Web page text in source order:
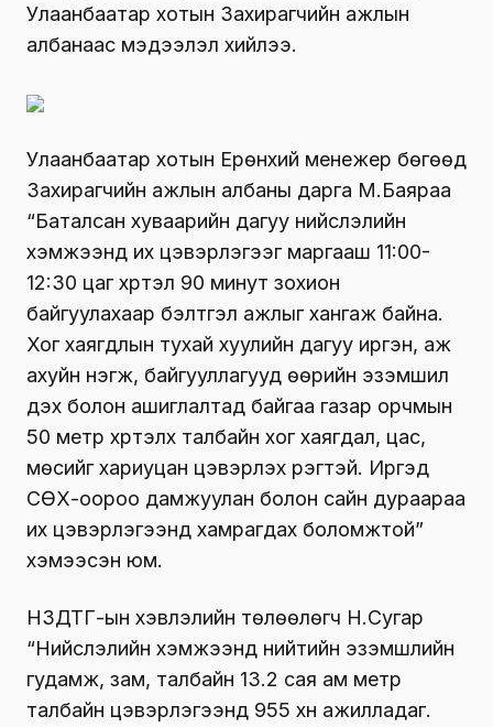
Улаанбаатар хотын Захирагчийн ажлын
албанаас мэдээлэл хийлээ.
Улаанбаатар хотын Ерөнхий менежер бөгөөд
Захирагчийн ажлын албаны дарга М.Баяраа
“Баталсан хуваарийн дагуу нийслэлийн
хэмжээнд их цэвэрлэгээг маргааш 11:00-
12:30 цаг хүртэл 90 минут зохион
байгуулахаар бэлтгэл ажлыг хангаж байна.
Хог хаягдлын тухай хуулийн дагуу иргэн, аж
ахуйн нэгж, байгууллагууд өөрийн эзэмшил
дэх болон ашиглалтад байгаа газар орчмын
50 метр хүртэлх талбайн хог хаягдал, цас,
мөсийг хариуцан цэвэрлэх үүрэгтэй. Иргэд
СӨХ-оороо дамжуулан болон сайн дураараа
их цэвэрлэгээнд хамрагдах боломжтой”
хэмээсэн юм.
НЗДТГ-ын хэвлэлийн төлөөлөгч Н.Сугар
“Нийслэлийн хэмжээнд нийтийн эзэмшлийн
гудамж, зам, талбайн 13.2 сая ам метр
талбайн цэвэрлэгээнд 955 хүн ажилладаг.